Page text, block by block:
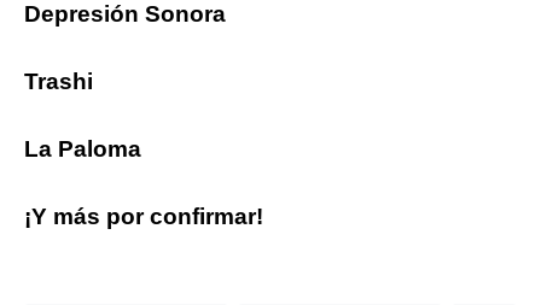
Depresión Sonora
Trashi
La Paloma
¡Y más por confirmar!